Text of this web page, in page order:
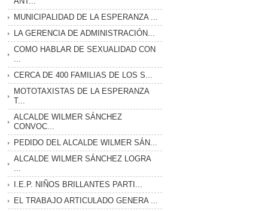
MUNICIPALIDAD DE LA ESPERANZA ...
LA GERENCIA DE ADMINISTRACIÓN...
COMO HABLAR DE SEXUALIDAD CON
CERCA DE 400 FAMILIAS DE LOS S...
MOTOTAXISTAS DE LA ESPERANZA
T...
ALCALDE WILMER SÁNCHEZ
CONVOC...
PEDIDO DEL ALCALDE WILMER SÁN...
ALCALDE WILMER SÁNCHEZ LOGRA
I.E.P. NIÑOS BRILLANTES PARTI...
EL TRABAJO ARTICULADO GENERA ...